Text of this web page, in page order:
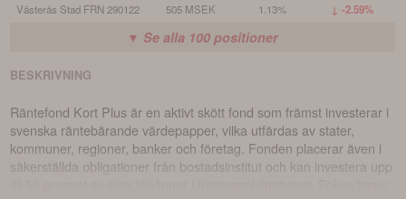
Västerås Stad FRN 290122 505 MSEK 1.13% ↓ -2.59%
▼ Se alla 100 positioner
BESKRIVNING
Räntefond Kort Plus är en aktivt skött fond som främst investerar i
svenska räntebärande värdepapper, vilka utfärdas av stater,
kommuner, regioner, banker och företag. Fonden placerar även i
säkerställda obligationer från bostadsinstitut och kan investera upp